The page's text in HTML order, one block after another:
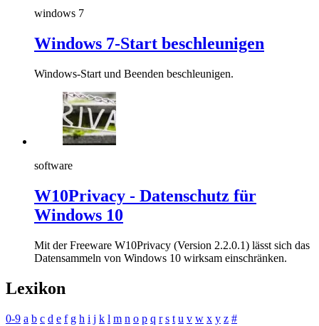
windows 7
Windows 7-Start beschleunigen
Windows-Start und Beenden beschleunigen.
software
W10Privacy - Datenschutz für
Windows 10
Mit der Freeware W10Privacy (Version 2.2.0.1) lässt sich das
Datensammeln von Windows 10 wirksam einschränken.
Lexikon
0-9 a b c d e f g h i j k l m n o p q r s t u v w x y z #